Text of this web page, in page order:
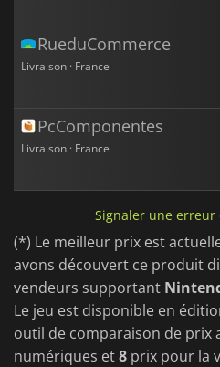
RueduCommerce
Livraison · France
PcComponentes
Livraison · France
Signaler une
(*) Le meilleur prix est
avons découvert ce produit
vendeurs supportant
Le jeu est disponible en
outil de comparaison de prix
numériques et8 prix pour la